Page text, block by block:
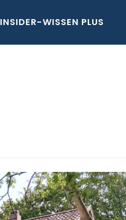
INSIDER-WISSEN PLUS